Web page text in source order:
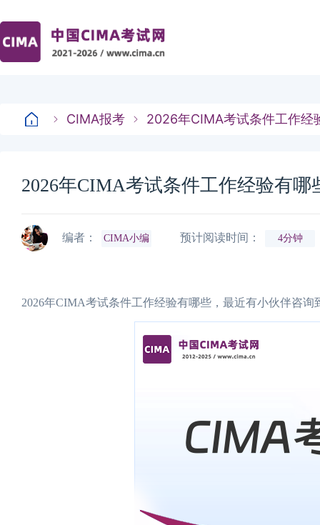
CIMA报考 2026年CIMA考试条件工作经
2026年CIMA考试条件工作经验有哪
编者： CIMA小编 预计阅读时间： 4分钟
2026年CIMA考试条件工作经验有哪些，最近有小伙伴咨